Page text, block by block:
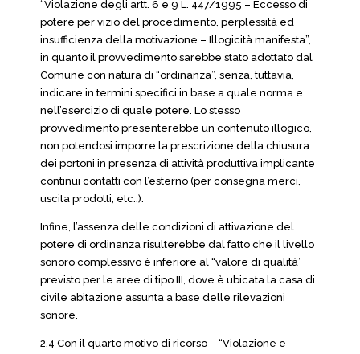
“Violazione degli artt. 6 e 9 L. 447/1995 – Eccesso di
potere per vizio del procedimento, perplessità ed
insufficienza della motivazione – Illogicità manifesta”,
in quanto il provvedimento sarebbe stato adottato dal
Comune con natura di “ordinanza”, senza, tuttavia,
indicare in termini specifici in base a quale norma e
nell’esercizio di quale potere. Lo stesso
provvedimento presenterebbe un contenuto illogico,
non potendosi imporre la prescrizione della chiusura
dei portoni in presenza di attività produttiva implicante
continui contatti con l’esterno (per consegna merci,
uscita prodotti, etc..).
Infine, l’assenza delle condizioni di attivazione del
potere di ordinanza risulterebbe dal fatto che il livello
sonoro complessivo è inferiore al “valore di qualità”
previsto per le aree di tipo III, dove è ubicata la casa di
civile abitazione assunta a base delle rilevazioni
sonore.
2.4 Con il quarto motivo di ricorso – “Violazione e